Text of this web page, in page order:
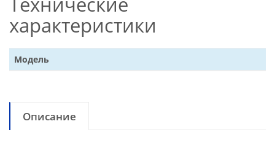
характеристики
Модель
Описание